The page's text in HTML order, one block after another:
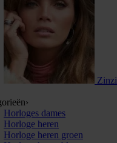
Zinzi
›
Horloges dames
Horloge heren
Horloge heren groen